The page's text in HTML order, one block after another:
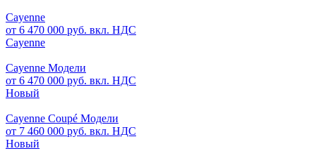
Cayenne
от 6 470 000 руб. вкл. НДС
Cayenne
Cayenne Модели
от 6 470 000 руб. вкл. НДС
Новый
Cayenne Coupé Модели
от 7 460 000 руб. вкл. НДС
Новый